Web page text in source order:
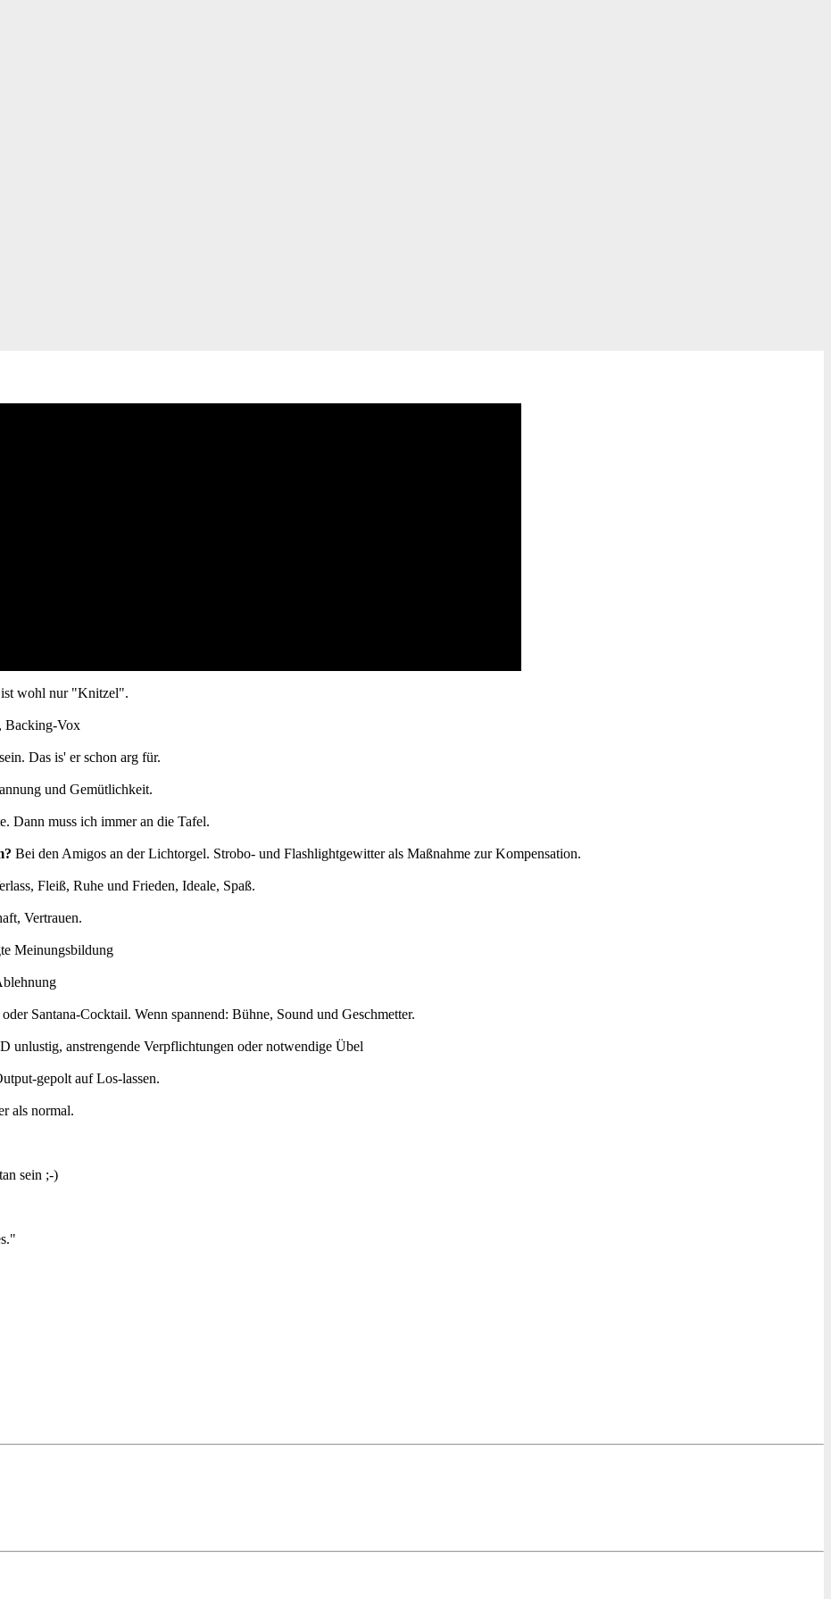
wohl nur "Knitzel".
Backing-Vox
Das is' er schon arg für.
und Gemütlichkeit.
Dann muss ich immer an die Tafel.
Bei den Amigos an der Lichtorgel. Strobo- und Flashlightgewitter als Maßnahme zur Kompensation.
Fleiß, Ruhe und Frieden, Ideale, Spaß.
Vertrauen.
Meinungsbildung
Santana-Cocktail. Wenn spannend: Bühne, Sound und Geschmetter.
unlustig, anstrengende Verpflichtungen oder notwendige Übel
gepolt auf Los-lassen.
als normal.
sein ;-)